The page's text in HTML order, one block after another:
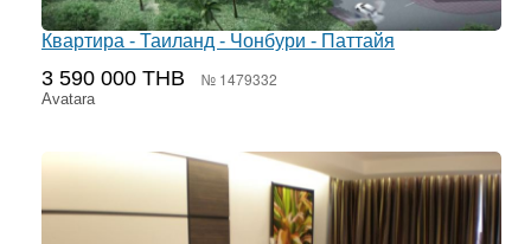
Квартира - Таиланд - Чонбури - Паттайя
3 590 000 THB № 1479332
Avatara